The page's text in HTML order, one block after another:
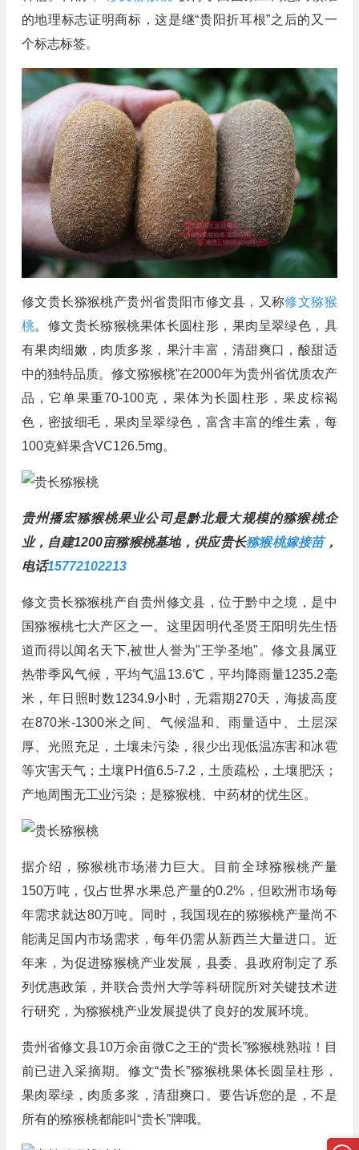
的地理标志证明商标，这是继“贵阳折耳根”之后的又一
个标志标签。
修文贵长猕猴桃产贵州省贵阳市修文县，又称修文猕猴
桃。修文贵长猕猴桃果体长圆柱形，果肉呈翠绿色，具
有果肉细嫩，肉质多浆，果汁丰富，清甜爽口，酸甜适
中的独特品质。修文猕猴桃”在2000年为贵州省优质农产
品，它单果重70-100克，果体为长圆柱形，果皮棕褐
色，密披细毛，果肉呈翠绿色，富含丰富的维生素，每
100克鲜果含VC126.5mg。
贵州播宏猕猴桃果业公司是黔北最大规模的猕猴桃企
业，自建1200亩猕猴桃基地，供应贵长猕猴桃嫁接苗，
电话15772102213
修文贵长猕猴桃产自贵州修文县，位于黔中之境，是中
国猕猴桃七大产区之一。这里因明代圣贤王阳明先生悟
道而得以闻名天下,被世人誉为"王学圣地"。修文县属亚
热带季风气候，平均气温13.6℃，平均降雨量1235.2毫
米，年日照时数1234.9小时，无霜期270天，海拔高度
在870米-1300米之间、气候温和、雨量适中、土层深
厚、光照充足，土壤未污染，很少出现低温冻害和冰雹
等灾害天气；土壤PH值6.5-7.2，土质疏松，土壤肥沃；
产地周围无工业污染；是猕猴桃、中药材的优生区。
据介绍，猕猴桃市场潜力巨大。目前全球猕猴桃产量
150万吨，仅占世界水果总产量的0.2%，但欧洲市场每
年需求就达80万吨。同时，我国现在的猕猴桃产量尚不
能满足国内市场需求，每年仍需从新西兰大量进口。近
年来，为促进猕猴桃产业发展，县委、县政府制定了系
列优惠政策，并联合贵州大学等科研院所对关键技术进
行研究，为猕猴桃产业发展提供了良好的发展环境。
贵州省修文县10万余亩微C之王的“贵长”猕猴桃熟啦！目
前已进入采摘期。修文“贵长”猕猴桃果体长圆呈柱形，
果肉翠绿，肉质多浆，清甜爽口。要告诉您的是，不是
所有的猕猴桃都能叫“贵长”牌哦。